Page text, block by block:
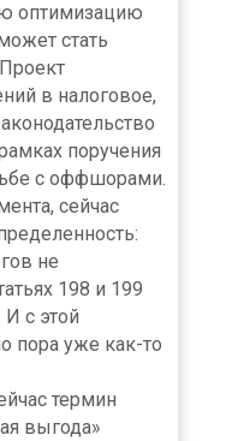
оптимизацию
стать
в налоговое,
поручения
с оффшорами.
сейчас
не
198 и 199
с этой
пора уже как-то
термин
выгода»